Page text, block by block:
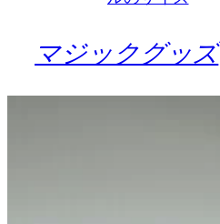
マジックグッズ